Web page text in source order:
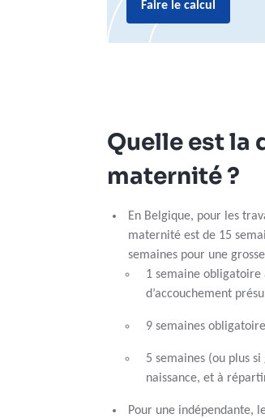
Faire le calcul
Quelle est la
maternité ?
En Belgique, pour les
maternité est de 15
semaines pour une
1 semaine obligatoire
d’accouchement
9 semaines
5 semaines (ou plus
naissance, et à
Pour une indépendante,